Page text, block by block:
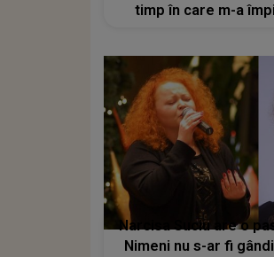
timp în care m-a
Narcisa Suciu are o
Nimeni nu s-ar fi